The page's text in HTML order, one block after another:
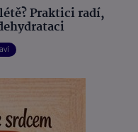
Praktici radí,